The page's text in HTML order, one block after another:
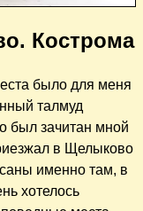
Кострома
было для меня
талмуд
был зачитан мной
в Щелыково
именно там, в
хотелось